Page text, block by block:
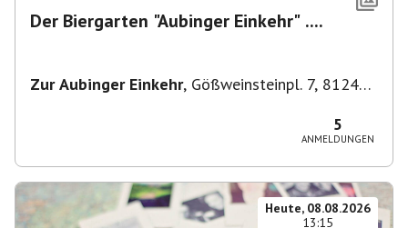
Der Biergarten "Aubinger Einkehr" ....
Zur Aubinger Einkehr, Gößweinsteinpl. 7, 81249
5
ANMELDUNGEN
Heute, 08.08.2026
13:15